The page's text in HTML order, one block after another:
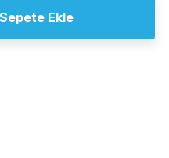
Sepete Ekle